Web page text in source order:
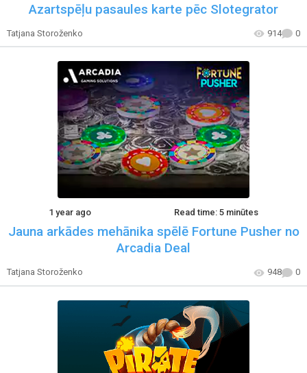
Azartspēļu pasaules karte pēc Slotegrator
Tatjana Storoženko 914 0
1 year ago Read time: 5 minūtes
Jauna arkādes mehānika spēlē Fortune Pusher no
Arcadia Deal
Tatjana Storoženko 948 0